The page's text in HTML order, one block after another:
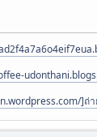
]ถ่